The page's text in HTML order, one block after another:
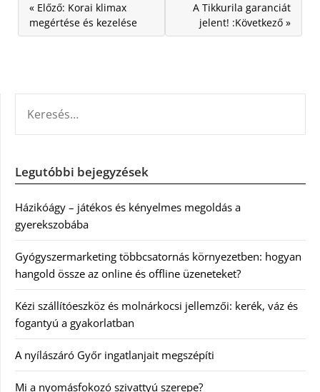
« Előző: Korai klimax
megértése és kezelése
A Tikkurila garanciát
jelent! :Következő »
Legutóbbi bejegyzések
Házikóágy – játékos és kényelmes megoldás a
gyerekszobába
Gyógyszermarketing többcsatornás környezetben: hogyan
hangold össze az online és offline üzeneteket?
Kézi szállítóeszköz és molnárkocsi jellemzői: kerék, váz és
fogantyú a gyakorlatban
A nyílászáró Győr ingatlanjait megszépíti
Mi a nyomásfokozó szivattyú szerepe?